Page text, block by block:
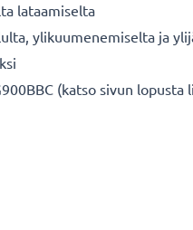
lataamiselta
ylikuumenemiselta ja
(katso sivun